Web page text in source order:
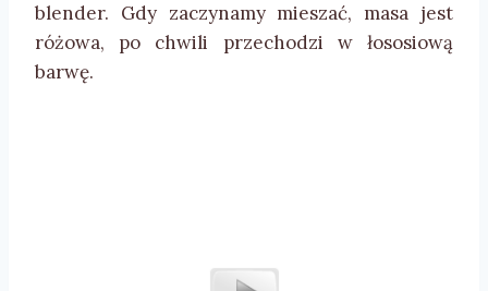
blender. Gdy zaczynamy mieszać, masa jest
różowa, po chwili przechodzi w łososiową
barwę.